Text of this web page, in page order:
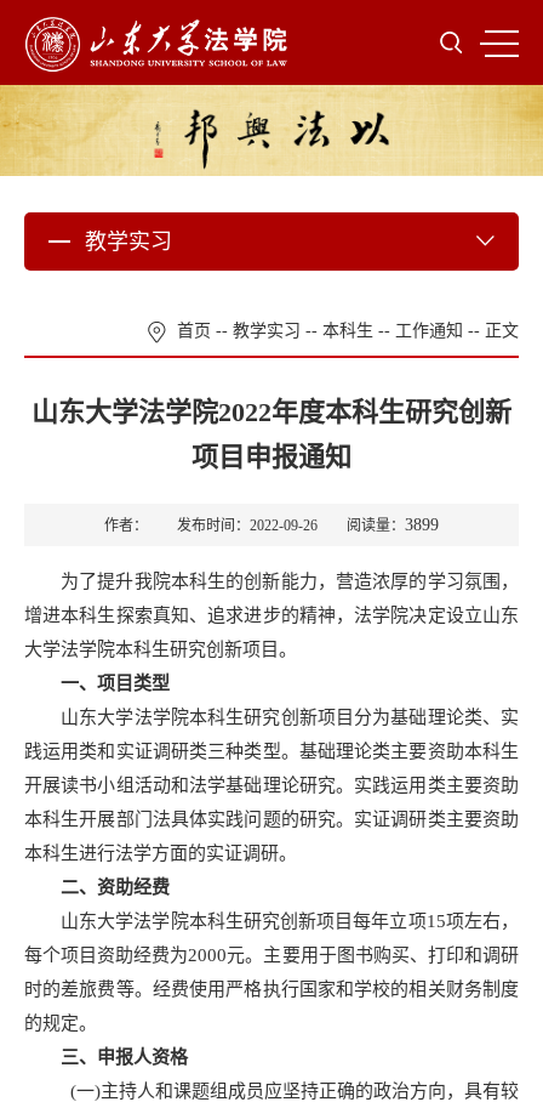
教学实习
首页 -- 教学实习 -- 本科生 -- 工作通知 -- 正文
山东大学法学院2022年度本科生研究创新
项目申报通知
作者： 发布时间：2022-09-26 阅读量： 3899
为了提升我院本科生的创新能力，营造浓厚的学习氛围，
增进本科生探索真知、追求进步的精神，法学院决定设立山东
大学法学院本科生研究创新项目。
一、 项目类型
山东大学法学院本科生研究创新项目分为基础理论类、实
践运用类和实证调研类三种类型。基础理论类主要资助本科生
开展读书小组活动和法学基础理论研究。实践运用类主要资助
本科生开展部门法具体实践问题的研究。实证调研类主要资助
本科生进行法学方面的实证调研。
二、资助经费
山东大学法学院本科生研究创新项目每年立项15项左右，
每个项目资助经费为2000元。主要用于图书购买、打印和调研
时的差旅费等。经费使用严格执行国家和学校的相关财务制度
的规定。
三、申报人资格
(一)主持人和课题组成员应坚持正确的政治方向，具有较